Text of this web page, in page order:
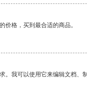
价格，买到最合适的商品。
我可以使用它来编辑文档、